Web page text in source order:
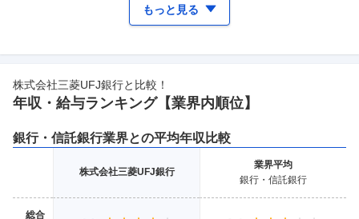
もっと見る
株式会社三菱UFJ銀行と比較！
年収・給与ランキング【業界内順位】
銀行・信託銀行業界との平均年収比較
株式会社三菱UFJ銀行
業界平均
銀行・信託銀行
総合